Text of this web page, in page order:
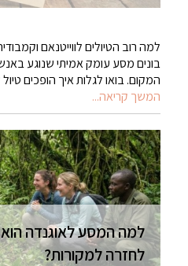
למה רוב הטיולים לווייטנאם
בונים מסע עומק אמיתי שנוגע
המקום. בואו לגלות איך הופכים
המשך קריאה...
למה המסע לאוגנדה
לחזרה למקורות?